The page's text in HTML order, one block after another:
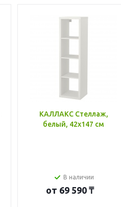
КАЛЛАКС Стеллаж,
белый, 42x147 см
В наличии
от 69 590 ₸